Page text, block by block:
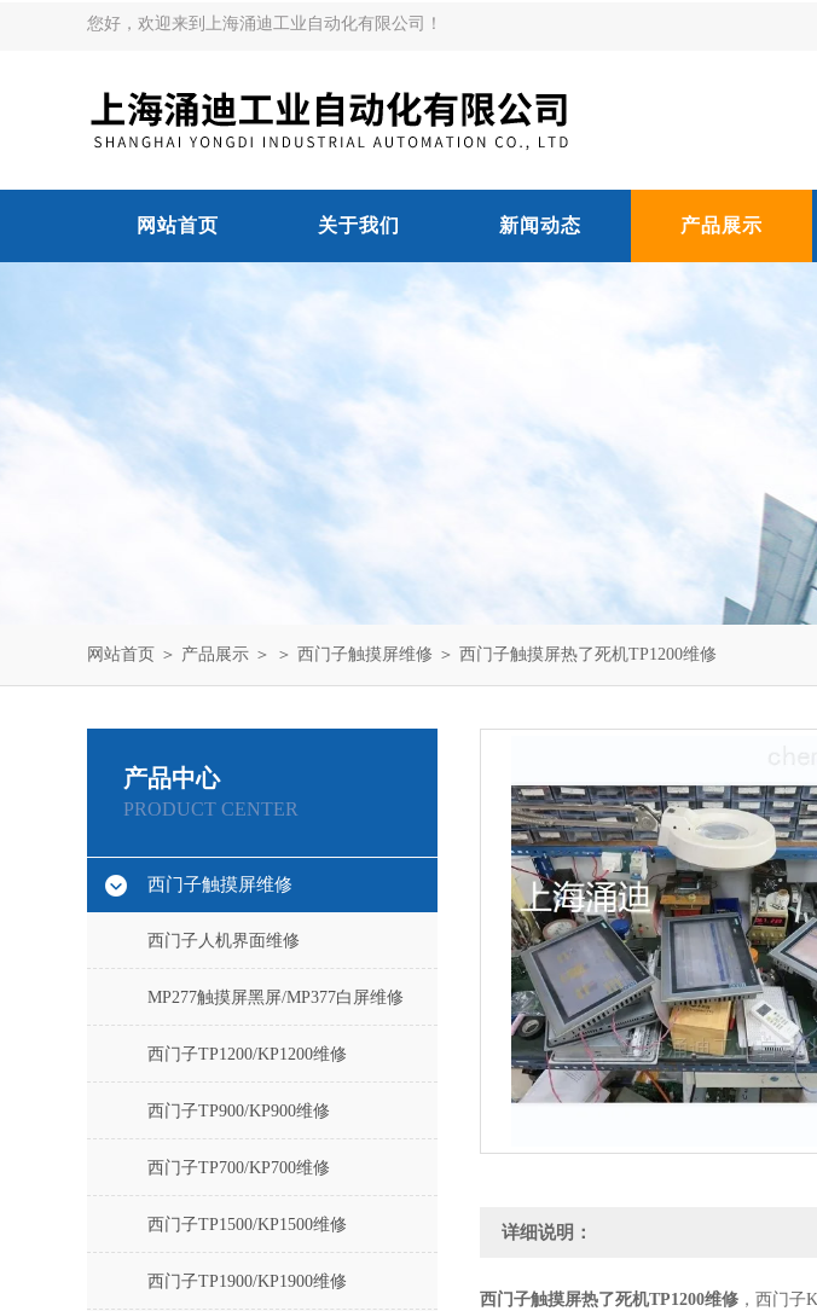
您好，欢迎来到上海涌迪工业自动化有限公司！
网站首页 关于我们 新闻动态 产品展示
网站首页 ＞ 产品展示 ＞ ＞ 西门子触摸屏维修 ＞ 西门子触摸屏热了死机TP1200维修
产品中心
PRODUCT CENTER
西门子触摸屏维修
西门子人机界面维修
MP277触摸屏黑屏/MP377白屏维修
西门子TP1200/KP1200维修
西门子TP900/KP900维修
西门子TP700/KP700维修
西门子TP1500/KP1500维修
西门子TP1900/KP1900维修
详细说明：
西门子触摸屏热了死机TP1200维修 ，西门子